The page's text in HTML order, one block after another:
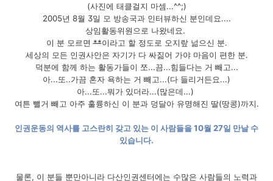
(사진에 태클걸지 마셈...^^;)
2005년 8월 3일 모 방송국과 인터뷰하신 분인데요....
상임활동위원으로 나왔네요.
이 분 모르면**이라고 할 정도로 오지랖 넒으신 분.
세상의 모든 인권사안은 자기가 다 싸짊어 가야 마음이 편한 분.
덕분에 함께 하는 활동가들이 쪼...끔...힘들다는 거 빼고...
아...또..가끔 혼자 욕하는 거 빼고...(다 들리거든요...)
아...또...뭐가 있더라...(많은데...)
여튼 뺄거 빼고 아주 훌륭하신 이 분과 덩달아 유명해진 딸(땅콩)까지.
인권운동의 역사를 고스란히 갖고 있는 이 사람들을 10월 27일 만날 수
있습니다.
물론, 이 분들 뿐만아니라 다산인권센터에는 수많은 사람들의 노력과